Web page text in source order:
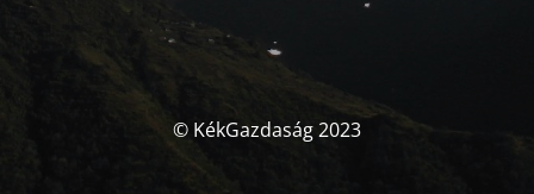
© KékGazdaság 2023